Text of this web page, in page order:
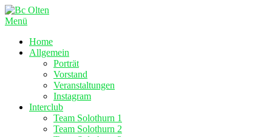
Zum
Inhalt
Menü
Home
Allgemein
Porträt
Vorstand
Veranstaltungen
Instagram
Interclub
Team Solothurn 1
Team Solothurn 2